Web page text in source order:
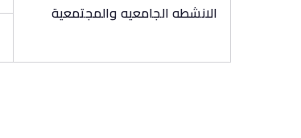
الانشطه الجامعيهوالمجتمعية